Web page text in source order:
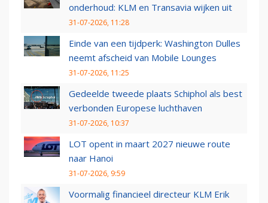
onderhoud: KLM en Transavia wijken uit
31-07-2026, 11:28
Einde van een tijdperk: Washington Dulles
neemt afscheid van Mobile Lounges
31-07-2026, 11:25
Gedeelde tweede plaats Schiphol als best
verbonden Europese luchthaven
31-07-2026, 10:37
LOT opent in maart 2027 nieuwe route
naar Hanoi
31-07-2026, 9:59
Voormalig financieel directeur KLM Erik